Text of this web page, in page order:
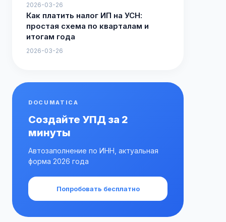
2026-03-26
Как платить налог ИП на УСН:
простая схема по кварталам и
итогам года
2026-03-26
DOCUMATICA
Создайте УПД за 2
минуты
Автозаполнение по ИНН, актуальная
форма 2026 года
Попробовать бесплатно